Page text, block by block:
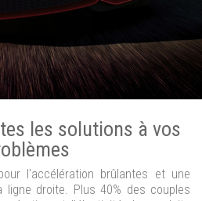
les solutions à vos
l'accélération brûlantes et une
ligne droite. Plus 40% des couples